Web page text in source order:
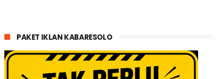
PAKET IKLAN KABARESOLO